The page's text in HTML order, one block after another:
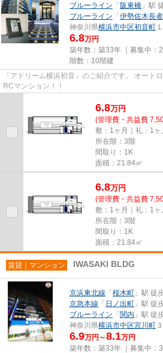
ブルーライン 「 阪東橋 」駅
ブルーライン 「 伊勢佐木長
神奈川県横浜市中区初音町
6.8万円
築年数：築33年 ｜募集中：
階数：10階建
「アドリーム横浜初音」のご紹介です。 オート
RCマンション！！
6.8万円
(管理費・共益費
敷：1ヶ月｜礼：1ヶ
所在階：3階
間取り：1K
面積：21.84㎡
6.8万円
(管理費・共益費
敷：1ヶ月｜礼：1ヶ
所在階：3階
間取り：1K
面積：21.84㎡
賃貸｜マンション IWASAKI BLDG
京浜東北線 「 桜木町 」駅 徒
京急本線 「 日ノ出町 」駅 徒
ブルーライン 「 関内 」駅 徒
神奈川県横浜市中区宮川町
6.9万円～8.1万円
築年数：築33年 ｜募集中：